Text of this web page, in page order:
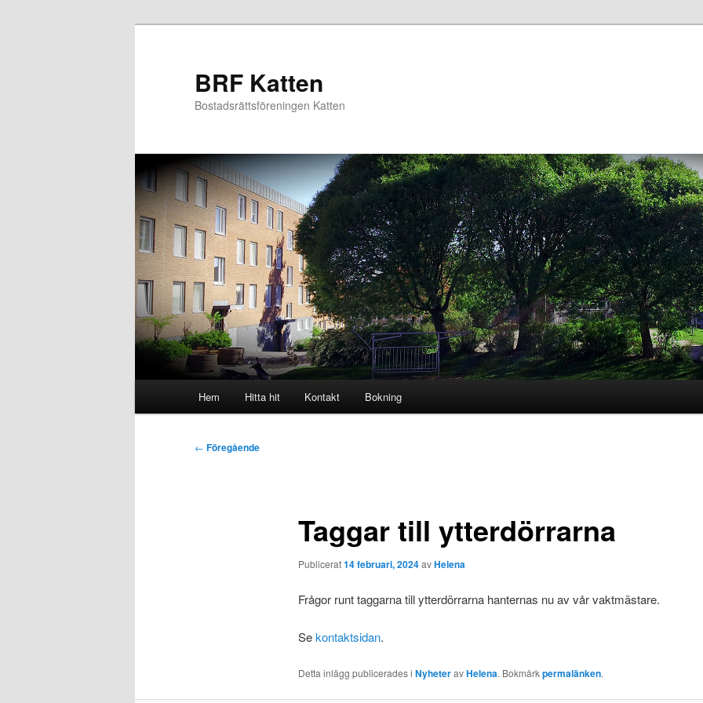
BRF Katten
Bostadsrättsföreningen Katten
Hem Hitta hit Kontakt Bokning
Inläggsnavigering
← Föregående
Taggar till ytterdörrarna
Publicerat14 februari, 2024avHelena
Frågor runt taggarna till ytterdörrarna hanternas nu av vår vaktmästare.
Sekontaktsidan.
Detta inlägg publicerades i NyheteravHelena. Bokmärkpermalänken.